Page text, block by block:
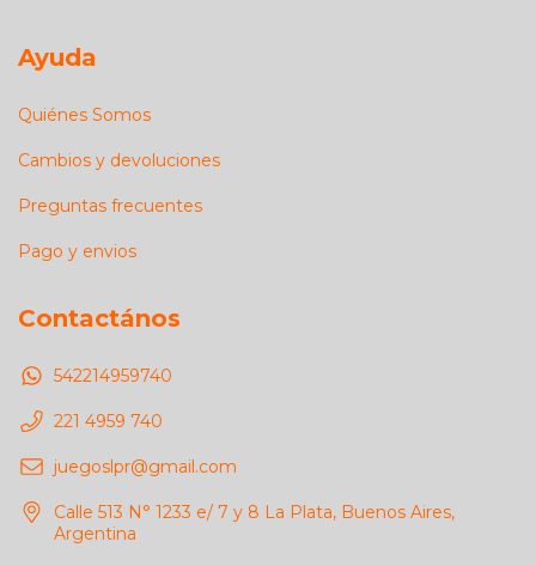
Ayuda
Quiénes Somos
Cambios y devoluciones
Preguntas frecuentes
Pago y envios
Contactános
542214959740
221 4959 740
juegoslpr@gmail.com
Calle 513 N° 1233 e/ 7 y 8 La Plata, Buenos Aires,
Argentina